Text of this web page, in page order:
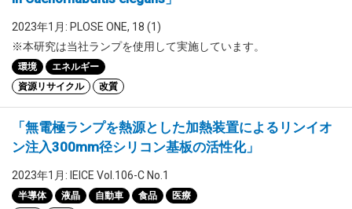
2023年1月: PLOSE ONE, 18 (1)
※本研究は当社ランプを使用して実施しています。
環境
エネルギー
資源リサイクル
改質
「無電極ランプを熱源とした加熱装置によるリンイオ
ン注入300mm径シリコン基板の活性化」
2023年1月: IEICE Vol.106-C No.1
半導体 液晶 自動車 食品
医療